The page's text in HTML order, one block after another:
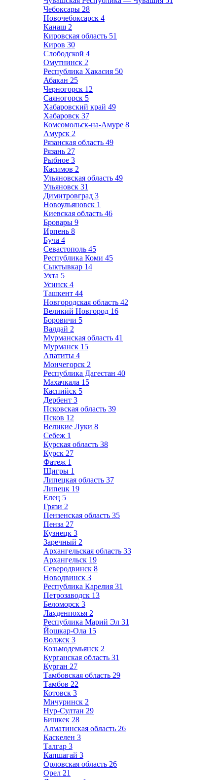
Чебоксары 28
Новочебоксарск 4
Канаш 2
Кировская область 51
Киров 30
Слободской 4
Омутнинск 2
Республика Хакасия 50
Абакан 25
Черногорск 12
Саяногорск 5
Хабаровский край 49
Хабаровск 37
Комсомольск-на-Амуре 8
Амурск 2
Рязанская область 49
Рязань 27
Рыбное 3
Касимов 2
Ульяновская область 49
Ульяновск 31
Димитровград 3
Новоульяновск 1
Киевская область 46
Бровары 9
Ирпень 8
Буча 4
Севастополь 45
Республика Коми 45
Сыктывкар 14
Ухта 5
Усинск 4
Ташкент 44
Новгородская область 42
Великий Новгород 16
Боровичи 5
Валдай 2
Мурманская область 41
Мурманск 15
Апатиты 4
Мончегорск 2
Республика Дагестан 40
Махачкала 15
Каспийск 5
Дербент 3
Псковская область 39
Псков 12
Великие Луки 8
Себеж 1
Курская область 38
Курск 27
Фатеж 1
Щигры 1
Липецкая область 37
Липецк 19
Елец 5
Грязи 2
Пензенская область 35
Пенза 27
Кузнецк 3
Заречный 2
Архангельская область 33
Архангельск 19
Северодвинск 8
Новодвинск 3
Республика Карелия 31
Петрозаводск 13
Беломорск 3
Лахденпохья 2
Республика Марий Эл 31
Йошкар-Ола 15
Волжск 3
Козьмодемьянск 2
Курганская область 31
Курган 27
Тамбовская область 29
Тамбов 22
Котовск 3
Мичуринск 2
Нур-Султан 29
Бишкек 28
Алматинская область 26
Каскелен 3
Талгар 3
Капшагай 3
Орловская область 26
Орел 21